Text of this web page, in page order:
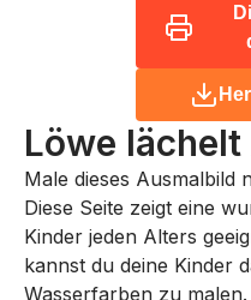
Löwe lächelt
Male dieses Ausmalbild
Diese Seite zeigt eine
Kinder jeden Alters
kannst du deine Kinder
Wasserfarben zu